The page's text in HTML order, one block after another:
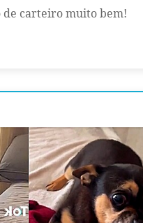
carteiro muito bem!